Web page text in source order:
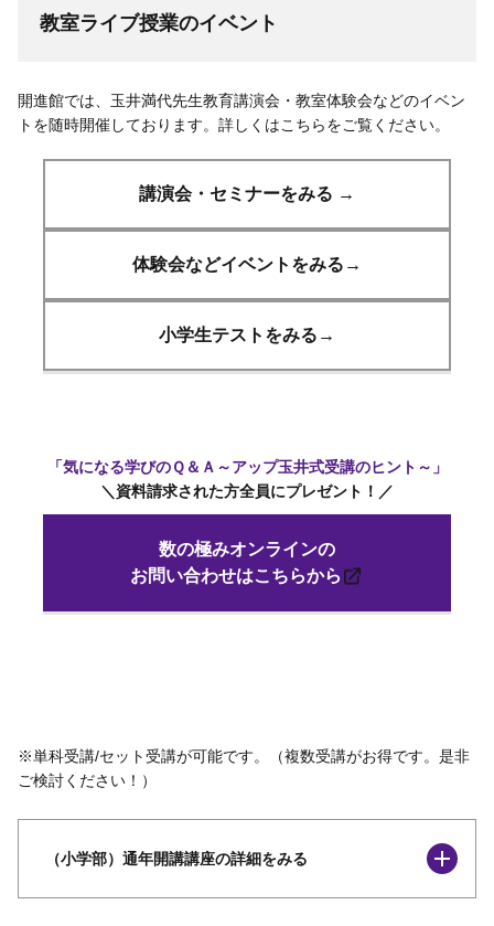
教室ライブ授業のイベント
開進館では、玉井満代先生教育講演会・教室体験会などのイベン
トを随時開催しております。詳しくはこちらをご覧ください。
講演会・セミナーをみる →
体験会などイベントをみる→
小学生テストをみる→
「気になる学びのＱ＆Ａ～アップ玉井式受講のヒント～」
＼資料請求された方全員にプレゼント ！ ／
数の極みオンラインの
お問い合わせはこちらから
※単科受講/セット受講が可能です。（複数受講がお得です。是非
ご検討ください！）
（小学部）通年開講講座の詳細をみる